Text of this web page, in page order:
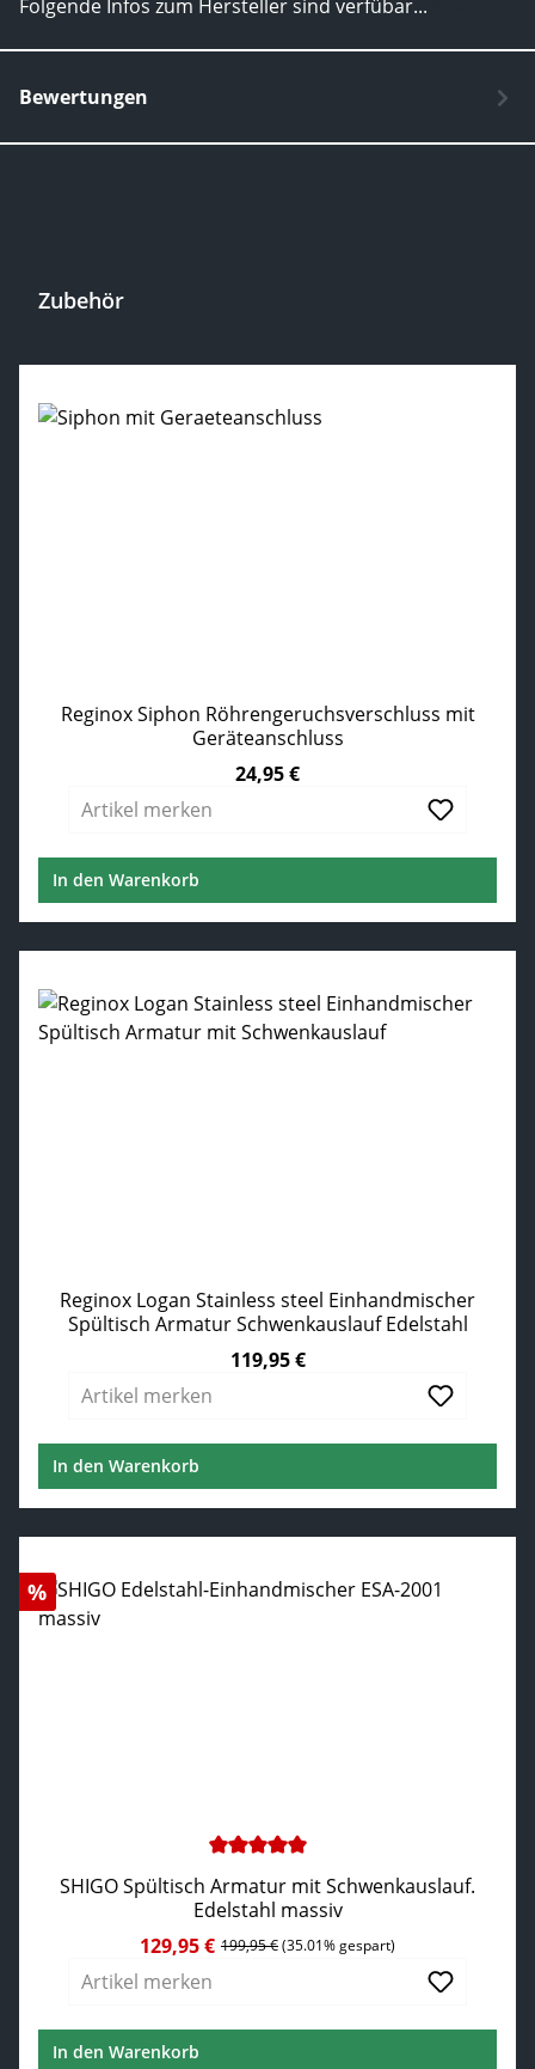
Folgende Infos zum Hersteller sind verfübar...
Bewertungen
Zubehör
Reginox Siphon Röhrengeruchsverschluss mit
Geräteanschluss
24,95 €
Artikel merken
In den Warenkorb
Reginox Logan Stainless steel Einhandmischer
Spültisch Armatur Schwenkauslauf Edelstahl
119,95 €
Artikel merken
In den Warenkorb
Rabatt
%
Durchschnittliche Bewertung von 5 von 5 Sternen
SHIGO Spültisch Armatur mit Schwenkauslauf.
Edelstahl massiv
Verkaufspreis:129,95 € Regulärer Preis:
199,95 €(35.01% gespart)
Artikel merken
In den Warenkorb